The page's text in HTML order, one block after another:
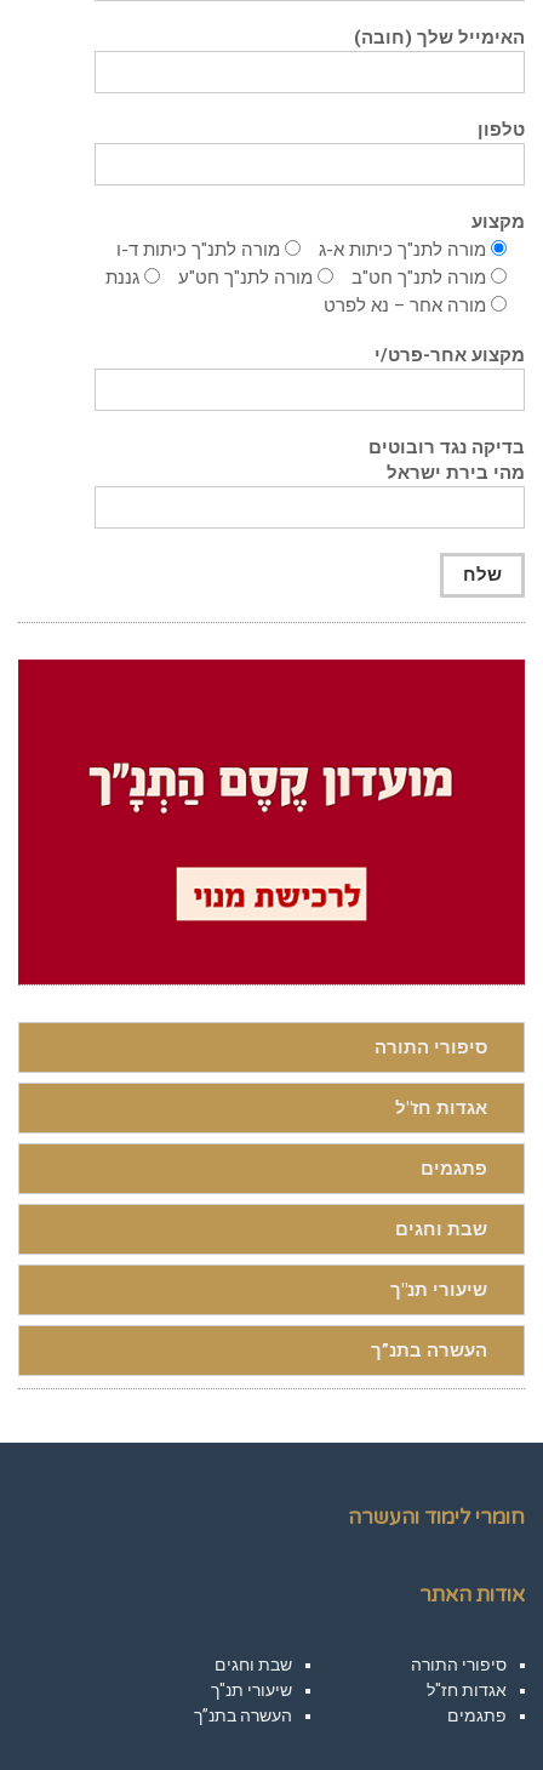
האימייל שלך (חובה)
טלפון
מקצוע
מורה לתנ"ך כיתות א-ג
מורה לתנ"ך כיתות ד-ו
מורה לתנ"ך חט"ב
מורה לתנ"ך חט"ע
גננת
מורה אחר – נא לפרט
מקצוע אחר-פרט/י
בדיקה נגד רובוטים
מהי בירת ישראל
סיפורי התורה
אגדות חז"ל
פתגמים
שבת וחגים
שיעורי תנ"ך
העשרה בתנ”ך
חומרי לימוד והעשרה
אודות האתר
סיפורי התורה
אגדות חז"ל
פתגמים
שבת וחגים
שיעורי תנ"ך
העשרה בתנ”ך